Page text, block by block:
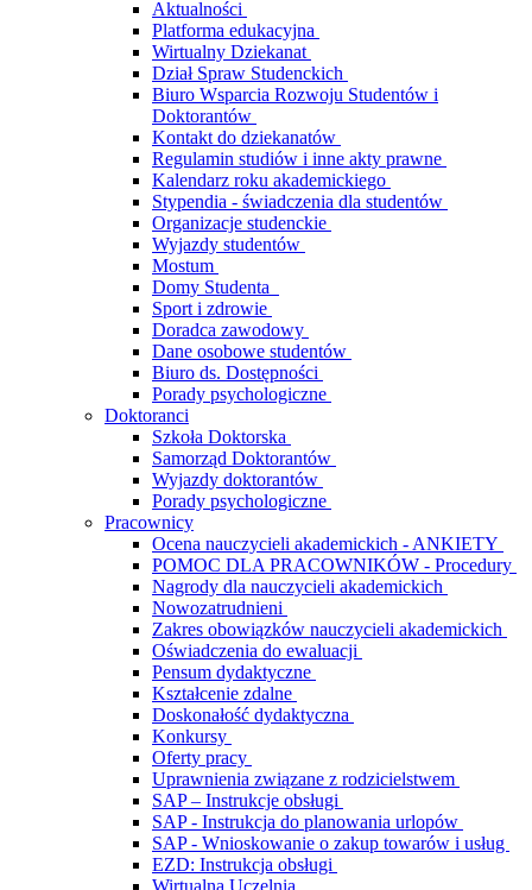
Aktualności
Platforma edukacyjna
Wirtualny Dziekanat
Dział Spraw Studenckich
Biuro Wsparcia Rozwoju Studentów i
Doktorantów
Kontakt do dziekanatów
Regulamin studiów i inne akty prawne
Kalendarz roku akademickiego
Stypendia - świadczenia dla studentów
Organizacje studenckie
Wyjazdy studentów
Mostum
Domy Studenta
Sport i zdrowie
Doradca zawodowy
Dane osobowe studentów
Biuro ds. Dostępności
Porady psychologiczne
Doktoranci
Szkoła Doktorska
Samorząd Doktorantów
Wyjazdy doktorantów
Porady psychologiczne
Pracownicy
Ocena nauczycieli akademickich - ANKIETY
POMOC DLA PRACOWNIKÓW - Procedury
Nagrody dla nauczycieli akademickich
Nowozatrudnieni
Zakres obowiązków nauczycieli akademickich
Oświadczenia do ewaluacji
Pensum dydaktyczne
Kształcenie zdalne
Doskonałość dydaktyczna
Konkursy
Oferty pracy
Uprawnienia związane z rodzicielstwem
SAP – Instrukcje obsługi
SAP - Instrukcja do planowania urlopów
SAP - Wnioskowanie o zakup towarów i usług
EZD: Instrukcja obsługi
Wirtualna Uczelnia